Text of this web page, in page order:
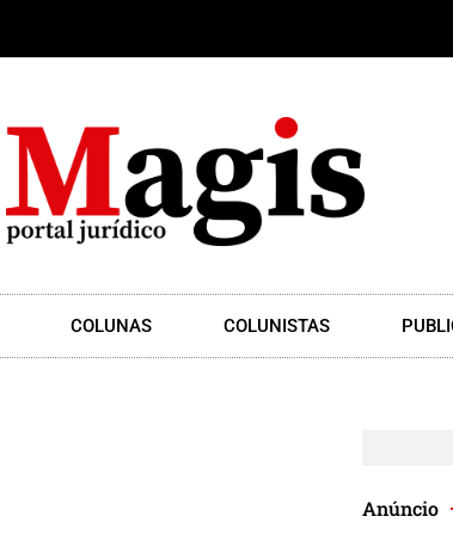
COLUNAS COLUNISTAS
Anúncio